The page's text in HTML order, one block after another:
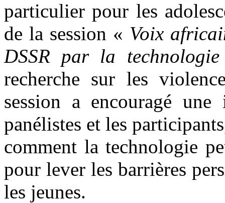
particulier pour les
de la session « Voix
DSSR par la technologie
recherche sur les
session a encouragé
panélistes et les
comment la technologie
pour lever les barrières
les jeunes.